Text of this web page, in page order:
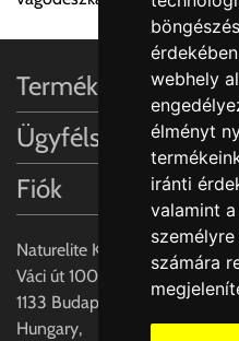
webhely
élményt
iránti
valamint
számára
FIGYELEM!!
KERÁMIA TERMÉKEK
A MEGRENDELŐ
FELELŐSSÉGÉRE
Egyéb leírások:
Budapesti szállítások:
1, Budapestre kért szállítás
helyett időre történő extra
Naturelite Kft,
Váci út 100.,
1133 Budapest,
Hungary,
Termékinformációk
Ügyfélszolgálat
Fiók